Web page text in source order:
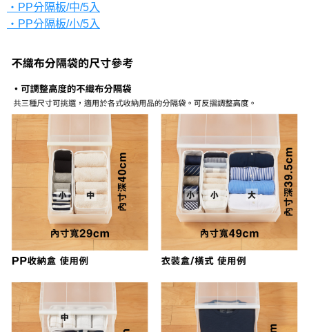
・PP分隔板/中/5入
・PP分隔板/小/5入